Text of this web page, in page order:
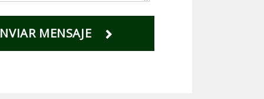
MENSAJE